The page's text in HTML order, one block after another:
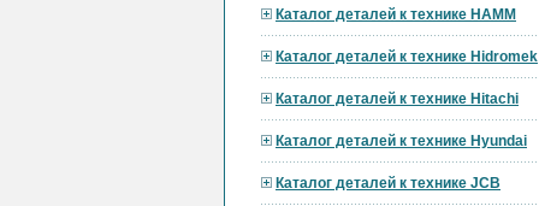
Каталог деталей к технике HAMM
Каталог деталей к технике Hidromek
Каталог деталей к технике Hitachi
Каталог деталей к технике Hyundai
Каталог деталей к технике JCB